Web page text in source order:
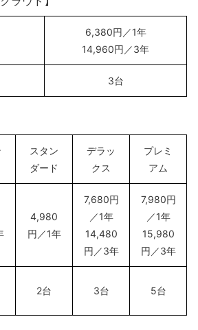
6,380円／1年
14,960円／3年
3台
スタン
ダード
デラッ
クス
プレミ
アム
4,980
円／1年
7,680円
／1年
14,480
円／3年
7,980円
／1年
15,980
円／3年
2台 3台 5台